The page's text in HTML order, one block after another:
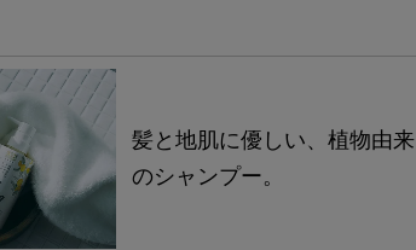
髪と地肌に優しい、植物由来
のシャンプー。